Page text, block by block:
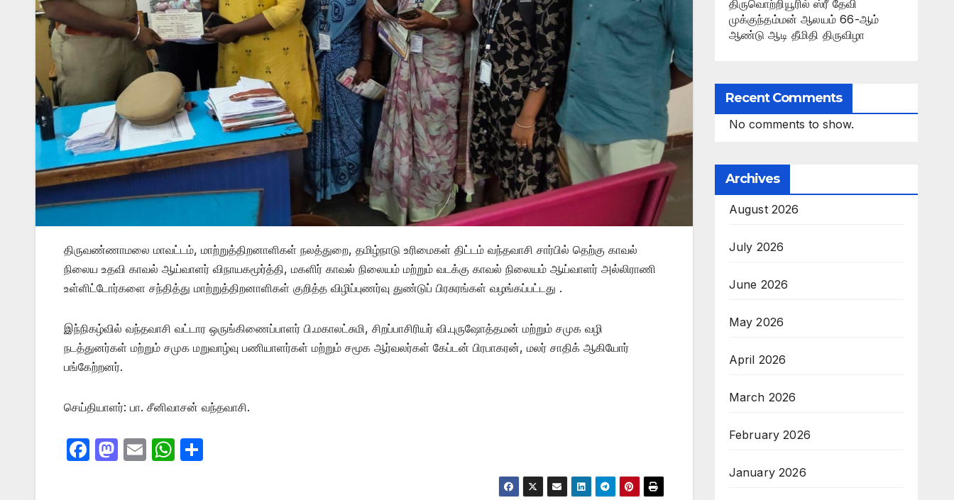
திருவண்ணாமலை மாவட்டம், மாற்றுத்திறனாளிகள் நலத்துறை, தமிழ்நாடு உரிமைகள் திட்டம் வந்தவாசி சார்பில் தெற்கு காவல்
நிலைய உதவி காவல் ஆய்வாளர் விநாயகமூர்த்தி, மகளிர் காவல் நிலையம் மற்றும் வடக்கு காவல் நிலையம் ஆய்வாளர் அல்லிராணி
உள்ளிட்டோர்களை சந்தித்து மாற்றுத்திறனாளிகள் குறித்த விழிப்புணர்வு துண்டுப் பிரசுரங்கள் வழங்கப்பட்டது .
இந்நிகழ்வில் வந்தவாசி வட்டார ஒருங்கிணைப்பாளர் பி.மகாலட்சுமி, சிறப்பாசிரியர் வி.புருஷோத்தமன் மற்றும் சமுக வழி
நடத்துனர்கள் மற்றும் சமுக மறுவாழ்வு பணியாளர்கள் மற்றும் சமூக ஆர்வலர்கள் கேப்டன் பிரபாகரன், மலர் சாதிக் ஆகியோர்
பங்கேற்றனர்.
செய்தியாளர்: பா. சீனிவாசன் வந்தவாசி.
F
M E
W
திருவொற்றியூரில் ஸ்ரீ தேவி
முக்குந்தம்மன் ஆலயம் 66-ஆம்
ஆண்டு ஆடி தீமிதி திருவிழா
Recent Comments
No comments to show.
Archives
August 2026
July 2026
June 2026
May 2026
April 2026
March 2026
February 2026
January 2026